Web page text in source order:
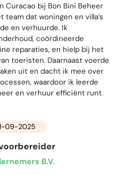
Curacao bij Bon Bini Beheer
dat woningen en villa’s
en verhuurde. Ik
coördineerde
reparaties, en hielp bij het
toeristen. Daarnaast voerde
uit en dacht ik mee over
waardoor ik leerde
en verhuur efficiënt runt.
09-2025
B.V.